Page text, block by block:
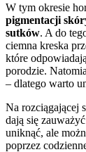
W tym okresie
pigmentacji
sutków. A do
ciemna kreska
które
porodzie.
– dlatego warto
Na rozciągającej
dają się
uniknąć, ale
poprzez